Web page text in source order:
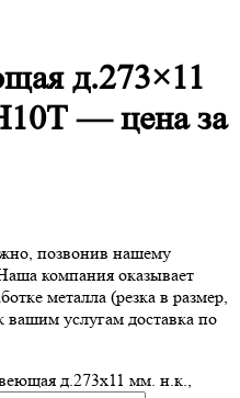
д.273×11
— цена за
позвонив нашему
компания оказывает
металла (резка в размер,
услугам доставка по
д.273x11 мм. н.к.,